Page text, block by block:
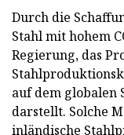
Durch die
Stahl mit hohem
Regierung, das
auf dem globalen
darstellt. Solche
inländische